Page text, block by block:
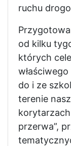
ruchu
od kilku
których
do i ze
terenie
przerwa”,